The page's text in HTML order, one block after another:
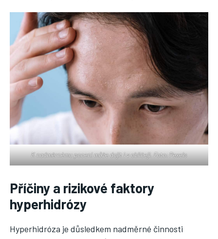
K nadměrnému pocení může dojít i v obličeji. Foto: Pexels
Příčiny a rizikové faktory
hyperhidrózy
Hyperhidróza je důsledkem nadměrné činnosti